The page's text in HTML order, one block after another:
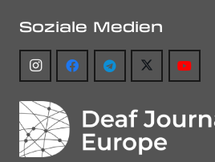
Soziale Medien